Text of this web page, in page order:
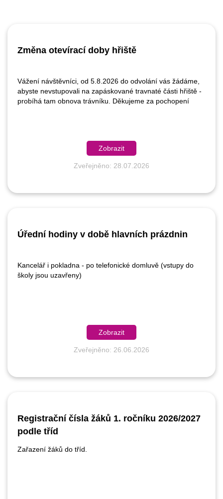
Změna otevírací doby hřiště
Vážení návštěvníci, od 5.8.2026 do odvolání vás žádáme,
abyste nevstupovali na zapáskované travnaté části hřiště -
probíhá tam obnova trávníku. Děkujeme za pochopení
Zobrazit
Zveřejněno: 28.07.2026
Úřední hodiny v době hlavních prázdnin
Kancelář i pokladna - po telefonické domluvě (vstupy do
školy jsou uzavřeny)
Zobrazit
Zveřejněno: 26.06.2026
Registrační čísla žáků 1. ročníku 2026/2027
podle tříd
Zařazení žáků do tříd.